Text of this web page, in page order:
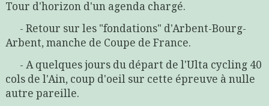
Tour d'horizon d'un agenda chargé.
- Retour sur les "fondations" d'Arbent-Bourg-
Arbent, manche de Coupe de France.
- A quelques jours du départ de l'Ulta cycling 40
cols de l'Ain, coup d'oeil sur cette épreuve à nulle
autre pareille.